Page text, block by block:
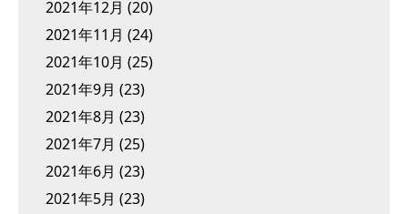
2021年12月 (20)
2021年11月 (24)
2021年10月 (25)
2021年9月 (23)
2021年8月 (23)
2021年7月 (25)
2021年6月 (23)
2021年5月 (23)